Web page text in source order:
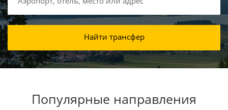
Найти трансфер
Популярные направления